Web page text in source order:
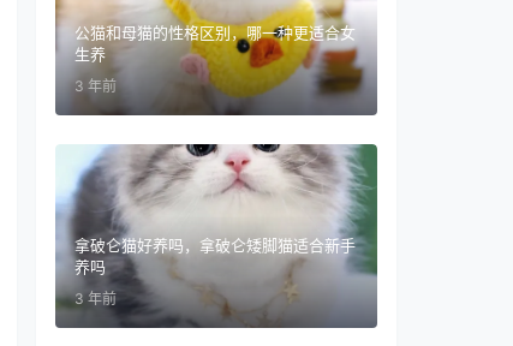
公猫和母猫的性格区别，哪一种更适合女
生养
3 年前
拿破仑猫好养吗，拿破仑矮脚猫适合新手
养吗
3 年前